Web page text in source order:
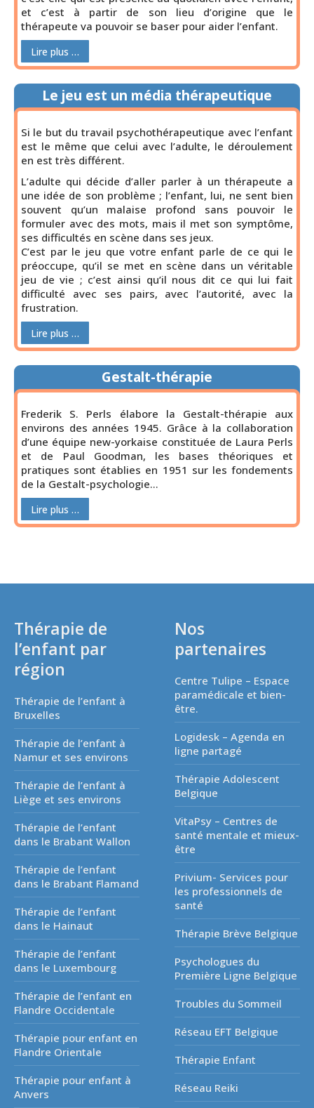
et c’est à partir de son lieu d’origine que le
thérapeute va pouvoir se baser pour aider l’enfant.
Lire plus …
Le jeu est un média thérapeutique
Si le but du travail psychothérapeutique avec l’enfant
est le même que celui avec l’adulte, le déroulement
en est très différent.
L’adulte qui décide d’aller parler à un thérapeute a
une idée de son problème ; l’enfant, lui, ne sent bien
souvent qu’un malaise profond sans pouvoir le
formuler avec des mots, mais il met son symptôme,
ses difficultés en scène dans ses jeux.
C’est par le jeu que votre enfant parle de ce qui le
préoccupe, qu’il se met en scène dans un véritable
jeu de vie ; c’est ainsi qu’il nous dit ce qui lui fait
difficulté avec ses pairs, avec l’autorité, avec la
frustration.
Lire plus …
Gestalt-thérapie
Frederik S. Perls élabore la Gestalt-thérapie aux
environs des années 1945. Grâce à la collaboration
d’une équipe new-yorkaise constituée de Laura Perls
et de Paul Goodman, les bases théoriques et
pratiques sont établies en 1951 sur les fondements
de la Gestalt-psychologie…
Lire plus …
Thérapie de
l’enfant par
région
Thérapie de l’enfant à
Bruxelles
Thérapie de l’enfant à
Namur et ses environs
Thérapie de l’enfant à
Liège et ses environs
Thérapie de l’enfant
dans le Brabant Wallon
Thérapie de l’enfant
dans le Brabant Flamand
Thérapie de l’enfant
dans le Hainaut
Thérapie de l’enfant
dans le Luxembourg
Thérapie de l’enfant en
Flandre Occidentale
Thérapie pour enfant en
Flandre Orientale
Thérapie pour enfant à
Anvers
Nos
partenaires
Centre Tulipe – Espace
paramédicale et bien-
être.
Logidesk – Agenda en
ligne partagé
Thérapie Adolescent
Belgique
VitaPsy – Centres de
santé mentale et mieux-
être
Privium- Services pour
les professionnels de
santé
Thérapie Brève Belgique
Psychologues du
Première Ligne Belgique
Troubles du Sommeil
Réseau EFT Belgique
Thérapie Enfant
Réseau Reiki